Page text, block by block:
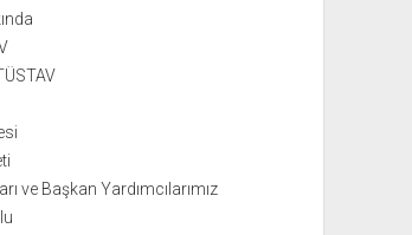
ve Başkan Yardımcılarımız